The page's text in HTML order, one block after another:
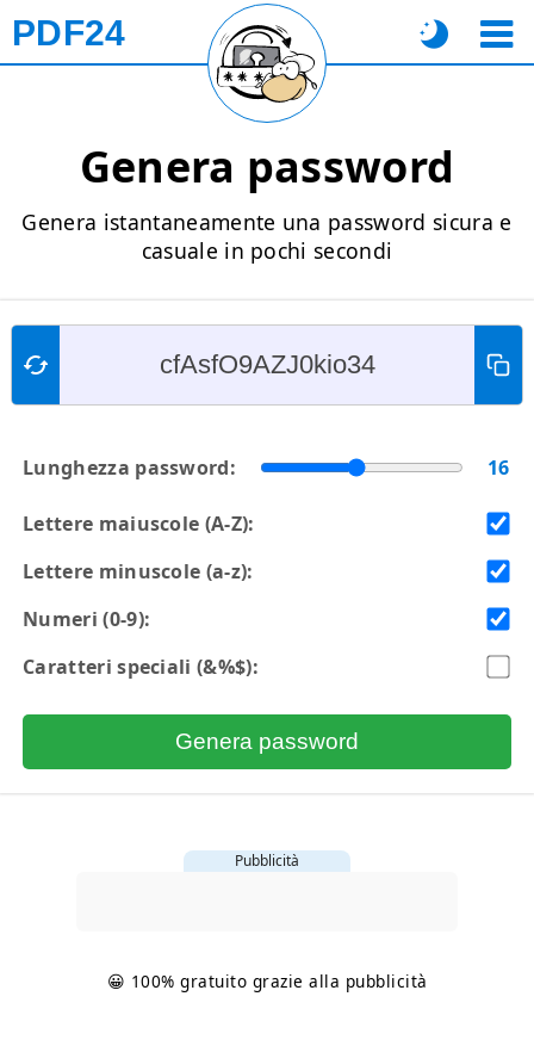
PDF24
Genera password
Genera istantaneamente una password sicura e
casuale in pochi secondi
Lunghezza password: 16
Lettere maiuscole (A-Z):
Lettere minuscole (a-z):
Numeri (0-9):
Caratteri speciali (&%$):
Genera password
Pubblicità
😀 100% gratuito grazie alla pubblicità